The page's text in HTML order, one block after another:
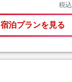
税込
宿泊プランを見る